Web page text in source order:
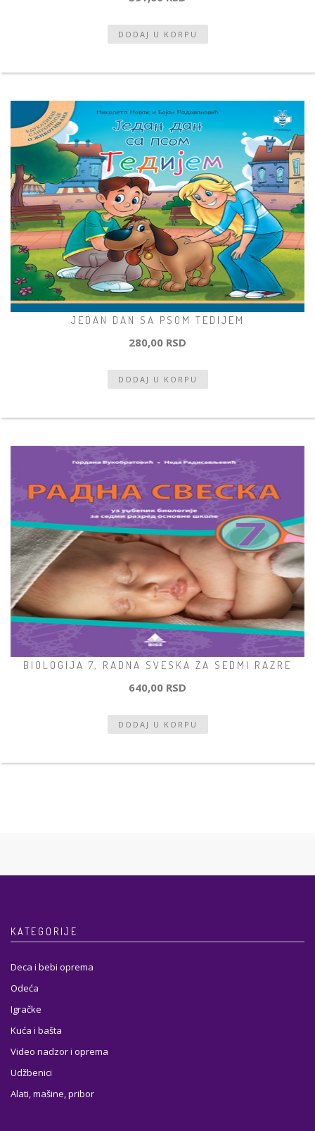
JEDAN DAN SA PSOM TEDIJEM
280,00 RSD
BIOLOGIJA 7, RADNA SVESKA ZA SEDMI RAZRE
640,00 RSD
KATEGORIJE
Deca i bebi oprema
Odeća
Igračke
Kuća i bašta
Video nadzor i oprema
Udžbenici
Alati, mašine, pribor